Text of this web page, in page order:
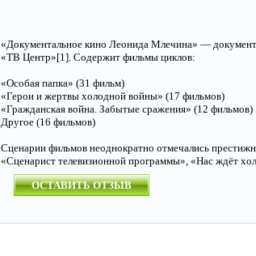
«Документальное кино Леонида Млечина» —
«ТВ Центр»[1]. Содержит фильмы циклов:
«Особая папка» (31 фильм)
«Герои и жертвы холодной войны» (17 фильмов)
«Гражданская война. Забытые сражения» (12 фильмов)
Другое (16 фильмов)
Сценарии фильмов неоднократно отмечались
«Сценарист телевизионной программы», «Нас ждёт
ОСТАВИТЬ ОТЗЫВ